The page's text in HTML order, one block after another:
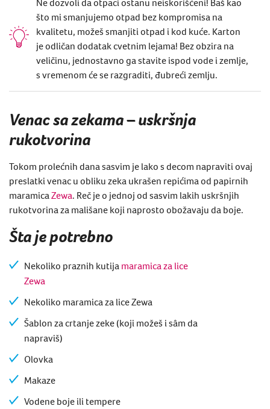
što mi smanjujemo otpad bez kompromisa na
kvalitetu, možeš smanjiti otpad i kod kuće. Karton
je odličan dodatak cvetnim lejama! Bez obzira na
veličinu, jednostavno ga stavite ispod vode i zemlje,
s vremenom će se razgraditi, đubreći zemlju.
Venac sa zekama – uskršnja
rukotvorina
Tokom prolećnih dana sasvim je lako s decom napraviti ovaj
preslatki venac u obliku zeka ukrašen repićima od papirnih
maramica Zewa. Reč je o jednoj od sasvim lakih uskršnjih
rukotvorina za mališane koji naprosto obožavaju da boje.
Šta je potrebno
Nekoliko praznih kutija maramica za lice
Zewa
Nekoliko maramica za lice Zewa
Šablon za crtanje zeke (koji možeš i sâm da
napraviš)
Olovka
Makaze
Vodene boje ili tempere